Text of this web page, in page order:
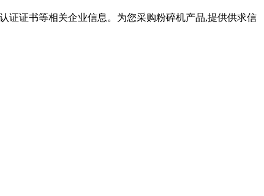
证证书等相关企业信息。为您采购粉碎机产品,提供供求信